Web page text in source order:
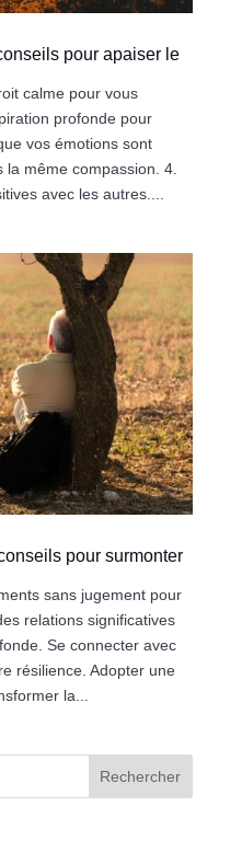
pour apaiser le
calme pour vous
profonde pour
vos émotions sont
la même compassion. 4.
avec les autres....
pour surmonter
sans jugement pour
relations significatives
Se connecter avec
résilience. Adopter une
la...
Rechercher